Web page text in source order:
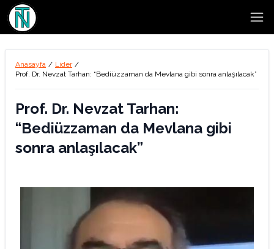
Anasayfa / Lider /
Prof. Dr. Nevzat Tarhan: “Bediüzzaman da Mevlana gibi sonra anlaşılacak”
Prof. Dr. Nevzat Tarhan:
“Bediüzzaman da Mevlana gibi
sonra anlaşılacak”